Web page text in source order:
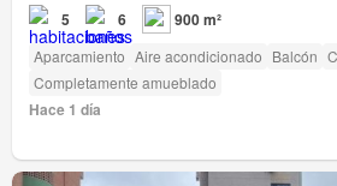
5 6 900 m²
Aparcamiento Aire acondicionado Balcón
Completamente amueblado
Hace 1 día